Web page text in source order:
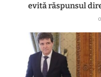
evită răspunsul